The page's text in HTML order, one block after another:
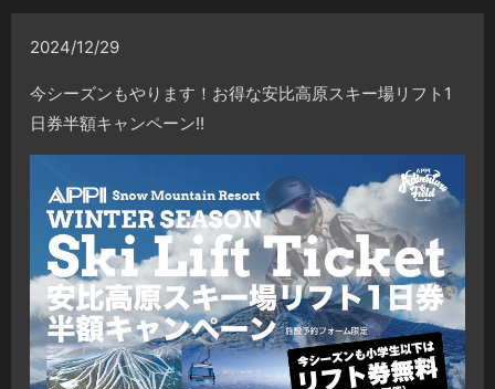
2024/12/29
今シーズンもやります！お得な安比高原スキー場リフト1
日券半額キャンペーン!!